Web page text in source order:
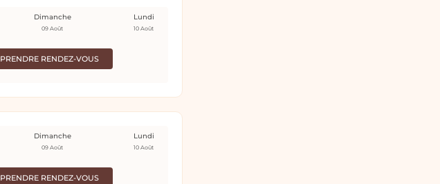
PRENDRE RENDEZ-VOUS
Dimanche
09 Août
Lundi
10 Août
PRENDRE RENDEZ-VOUS
Dimanche
09 Août
Lundi
10 Août